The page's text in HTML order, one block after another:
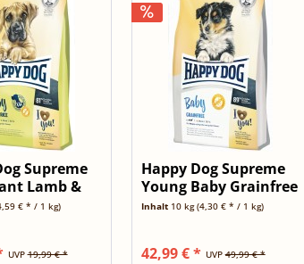
Supreme
Lamb &
€ * / 1 kg)
UVP19,99 € *
Happy Dog Supreme
Young Baby Grainfree
10kg
Inhalt 10 kg(4,30 € * / 1 kg)
UVP49,99 € *
42,99 € *